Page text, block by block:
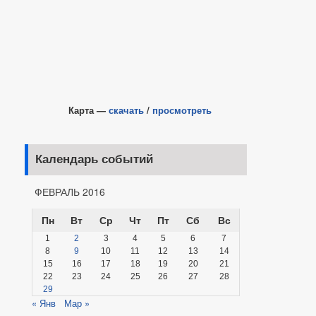
Карта — скачать / просмотреть
Календарь событий
ФЕВРАЛЬ 2016
Пн
Вт Ср Чт Пт Сб Вс
1 2 3 4 5 6
7
8
9 10 11 12 13
14
15
16 17 18 19 20
21
22
23 24 25 26 27
28
29
« Янв Мар »